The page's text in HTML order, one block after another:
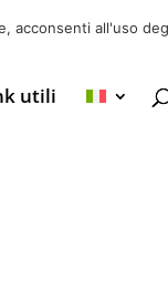
utili
acconsenti all'uso